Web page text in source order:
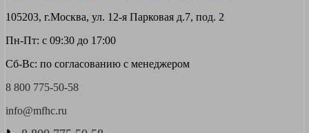
105203, г.Москва, ул. 12-я Парковая д.7, под. 2
Пн-Пт: с 09:30 до 17:00
Сб-Вс: по согласованию с менеджером
8 800 775-50-58
info@mfhc.ru